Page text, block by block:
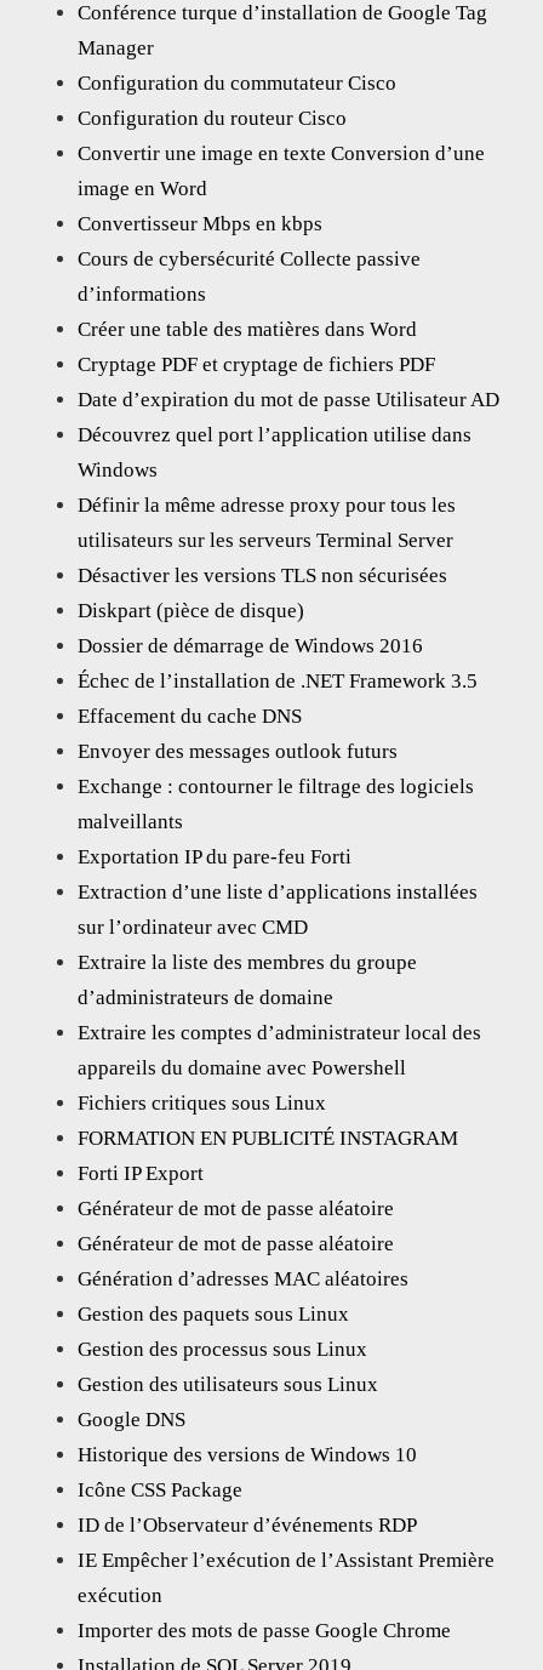
Conférence turque d’installation de Google Tag
Manager
Configuration du commutateur Cisco
Configuration du routeur Cisco
Convertir une image en texte Conversion d’une
image en Word
Convertisseur Mbps en kbps
Cours de cybersécurité Collecte passive
d’informations
Créer une table des matières dans Word
Cryptage PDF et cryptage de fichiers PDF
Date d’expiration du mot de passe Utilisateur AD
Découvrez quel port l’application utilise dans
Windows
Définir la même adresse proxy pour tous les
utilisateurs sur les serveurs Terminal Server
Désactiver les versions TLS non sécurisées
Diskpart (pièce de disque)
Dossier de démarrage de Windows 2016
Échec de l’installation de .NET Framework 3.5
Effacement du cache DNS
Envoyer des messages outlook futurs
Exchange : contourner le filtrage des logiciels
malveillants
Exportation IP du pare-feu Forti
Extraction d’une liste d’applications installées
sur l’ordinateur avec CMD
Extraire la liste des membres du groupe
d’administrateurs de domaine
Extraire les comptes d’administrateur local des
appareils du domaine avec Powershell
Fichiers critiques sous Linux
FORMATION EN PUBLICITÉ INSTAGRAM
Forti IP Export
Générateur de mot de passe aléatoire
Générateur de mot de passe aléatoire
Génération d’adresses MAC aléatoires
Gestion des paquets sous Linux
Gestion des processus sous Linux
Gestion des utilisateurs sous Linux
Google DNS
Historique des versions de Windows 10
Icône CSS Package
ID de l’Observateur d’événements RDP
IE Empêcher l’exécution de l’Assistant Première
exécution
Importer des mots de passe Google Chrome